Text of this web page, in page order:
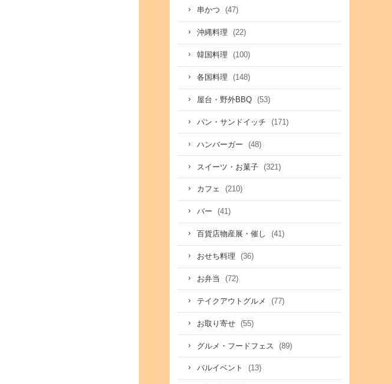
串かつ (47)
沖縄料理 (22)
韓国料理 (100)
各国料理 (148)
屋台・野外BBQ (53)
パン・サンドイッチ (171)
ハンバーガー (48)
スイーツ・お菓子 (321)
カフェ (210)
バー (41)
百貨店物産展・催し (41)
おせち料理 (36)
お弁当 (72)
テイクアウトグルメ (77)
お取り寄せ (55)
グルメ・フードフェス (89)
バルイベント (13)